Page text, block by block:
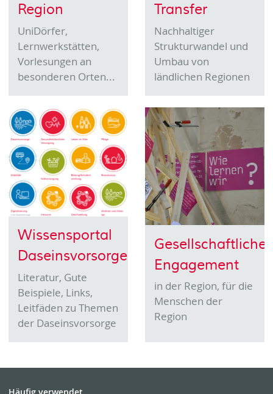
Region
UniDörfer,
Lernwerkstätten,
Vorlesungen an
besonderen Orten...
Transfer
Nachhaltiger
Strukturwandel und
Umbau von
ländlichen Regionen
Wissensportal
Daseinsvorsorge
Literatur, Gute
Beispiele, Links,
Leitfäden zu Themen
der Daseinsvorsorge
Gesellschaftliches
Engagement
in der Region, für die
Menschen der
Region